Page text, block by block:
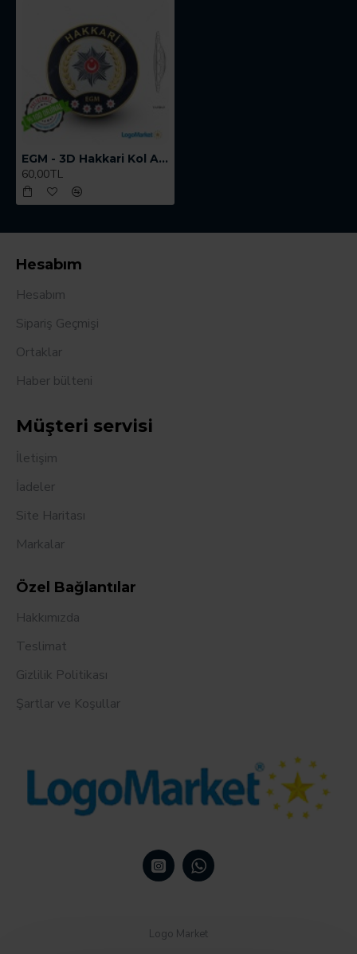
EGM - 3D Hakkari Kol Arması
60,00TL
Hesabım
Hesabım
Sipariş Geçmişi
Ortaklar
Haber bülteni
Müşteri servisi
İletişim
İadeler
Site Haritası
Markalar
Özel Bağlantılar
Hakkımızda
Teslimat
Gizlilik Politikası
Şartlar ve Koşullar
Logo Market